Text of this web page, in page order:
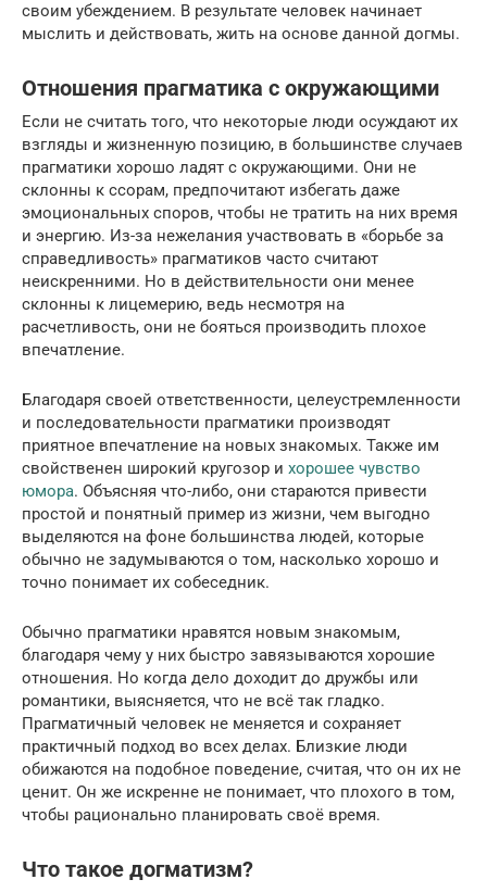
своим убеждением. В результате человек начинает
мыслить и действовать, жить на основе данной догмы.
Отношения прагматика с окружающими
Если не считать того, что некоторые люди осуждают их
взгляды и жизненную позицию, в большинстве случаев
прагматики хорошо ладят с окружающими. Они не
склонны к ссорам, предпочитают избегать даже
эмоциональных споров, чтобы не тратить на них время
и энергию. Из-за нежелания участвовать в «борьбе за
справедливость» прагматиков часто считают
неискренними. Но в действительности они менее
склонны к лицемерию, ведь несмотря на
расчетливость, они не бояться производить плохое
впечатление.
Благодаря своей ответственности, целеустремленности
и последовательности прагматики производят
приятное впечатление на новых знакомых. Также им
свойственен широкий кругозор и хорошее чувство
юмора. Объясняя что-либо, они стараются привести
простой и понятный пример из жизни, чем выгодно
выделяются на фоне большинства людей, которые
обычно не задумываются о том, насколько хорошо и
точно понимает их собеседник.
Обычно прагматики нравятся новым знакомым,
благодаря чему у них быстро завязываются хорошие
отношения. Но когда дело доходит до дружбы или
романтики, выясняется, что не всё так гладко.
Прагматичный человек не меняется и сохраняет
практичный подход во всех делах. Близкие люди
обижаются на подобное поведение, считая, что он их не
ценит. Он же искренне не понимает, что плохого в том,
чтобы рационально планировать своё время.
Что такое догматизм?